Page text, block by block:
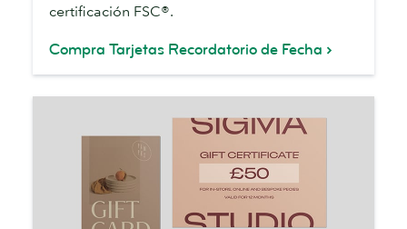
certificación FSC®.
Compra Tarjetas Recordatorio de Fecha